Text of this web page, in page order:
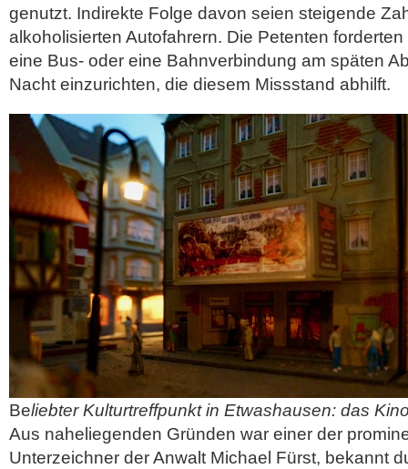
genutzt. Indirekte Folge davon seien steigende
alkoholisierten Autofahrern. Die Petenten
eine Bus- oder eine Bahnverbindung am späten
Nacht einzurichten, die diesem Missstand abhilft.
Beliebter Kulturtreffpunkt in Etwashausen: das
Aus naheliegenden Gründen war einer der
Unterzeichner der Anwalt Michael Fürst, bekannt